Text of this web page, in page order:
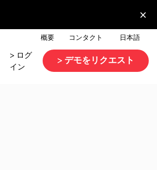
×
概要 コンタクト 日本語
> ログ
イン
> デモをリクエスト